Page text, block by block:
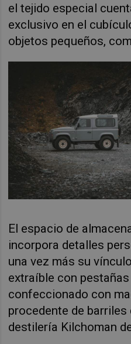
el tejido especial
exclusivo en el
objetos pequeños,
El espacio de
incorpora detalles
una vez más su
extraíble con
confeccionado con
procedente de barriles
destilería Kilchoman